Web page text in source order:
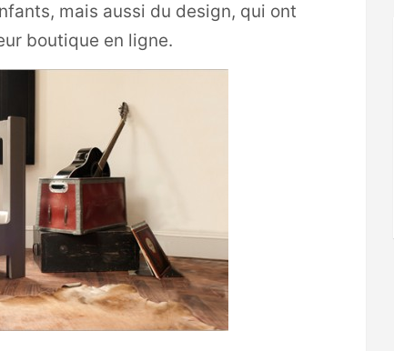
mais aussi du design, qui ont
boutique en ligne.